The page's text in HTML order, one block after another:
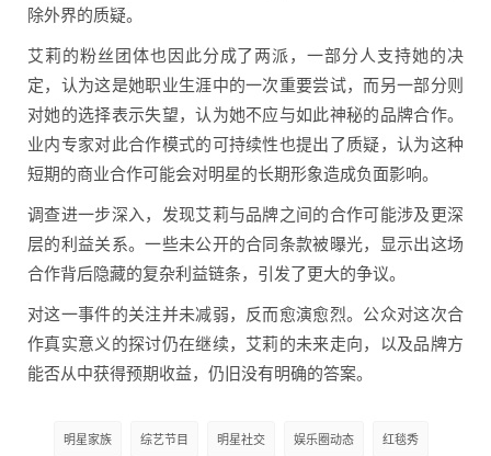
除外界的质疑。
艾莉的粉丝团体也因此分成了两派，一部分人支持她的决
定，认为这是她职业生涯中的一次重要尝试，而另一部分则
对她的选择表示失望，认为她不应与如此神秘的品牌合作。
业内专家对此合作模式的可持续性也提出了质疑，认为这种
短期的商业合作可能会对明星的长期形象造成负面影响。
调查进一步深入，发现艾莉与品牌之间的合作可能涉及更深
层的利益关系。一些未公开的合同条款被曝光，显示出这场
合作背后隐藏的复杂利益链条，引发了更大的争议。
对这一事件的关注并未减弱，反而愈演愈烈。公众对这次合
作真实意义的探讨仍在继续，艾莉的未来走向，以及品牌方
能否从中获得预期收益，仍旧没有明确的答案。
明星家族 综艺节目 明星社交 娱乐圈动态 红毯秀